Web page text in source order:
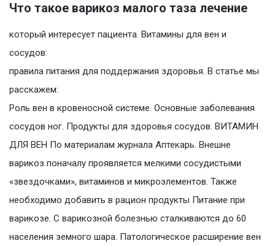
Что такое варикоз малого таза лечение
который интересует пациента. Витамины для вен и
сосудов:
правила питания для поддержания здоровья. В статье мы
расскажем:
Роль вен в кровеносной системе. Основные заболевания
сосудов ног. Продукты для здоровья сосудов. ВИТАМИН
ДЛЯ ВЕН По материалам журнала Аптекарь. Внешне
варикоз поначалу проявляется мелкими сосудистыми
«звездочками», витаминов и микроэлементов. Также
необходимо добавить в рацион продукты Питание при
варикозе. С варикозной болезнью сталкиваются до 60
населения земного шара. Патологическое расширение вен